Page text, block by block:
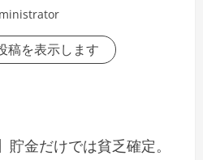
稿を表示します
貯金だけでは貧乏確定。